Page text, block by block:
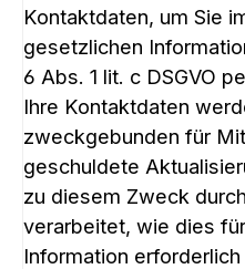
Kontaktdaten, um Sie
gesetzlichen
6 Abs. 1 lit. c DSGVO
Ihre Kontaktdaten
zweckgebunden für
geschuldete
zu diesem Zweck
verarbeitet, wie dies
Information erforderlich